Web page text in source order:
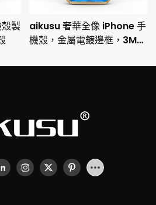
製
aikusu 奢華全像 iPhone 手
機殼，金屬電鍍邊框，3M